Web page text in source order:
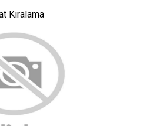
Kiralama